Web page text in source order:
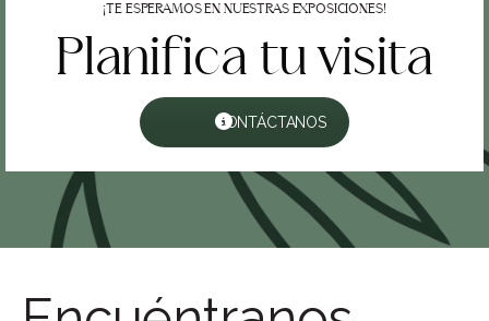
¡TE ESPERAMOS EN NUESTRAS EXPOSICIONES!
Planifica tu visita
CONTÁCTANOS